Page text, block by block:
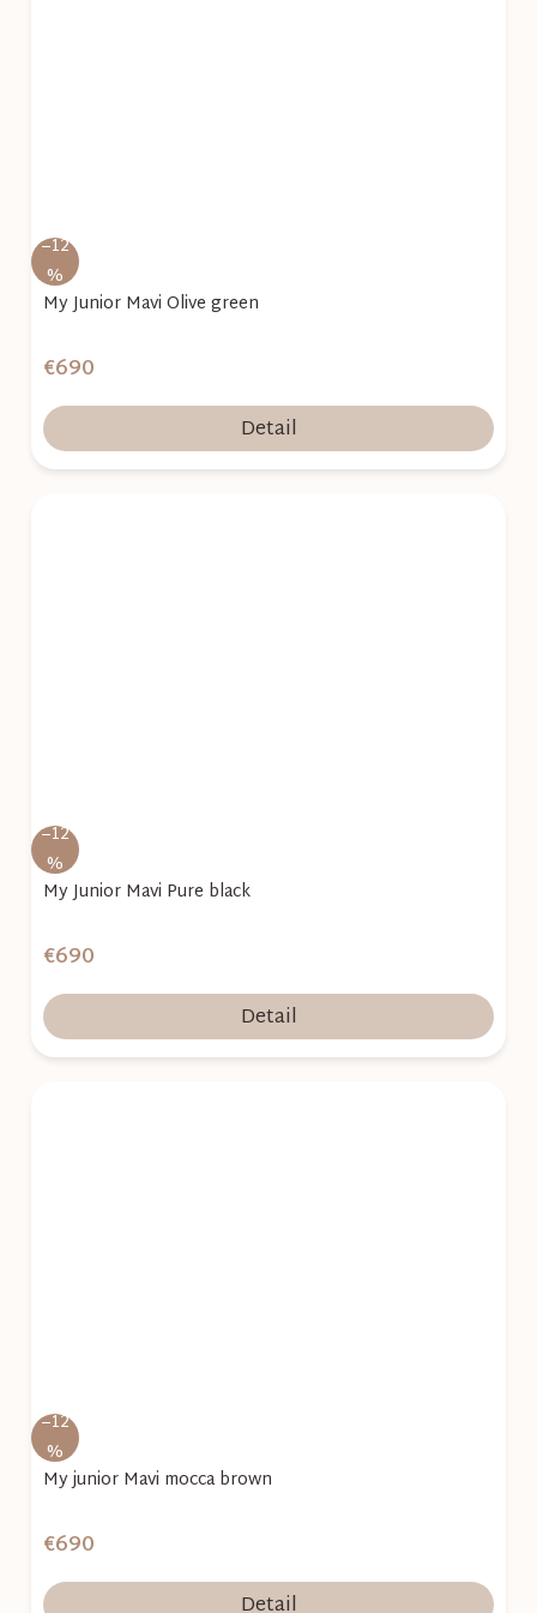
–12
%
My Junior Mavi Olive green
€690
Detail
–12
%
My Junior Mavi Pure black
€690
Detail
–12
%
My junior Mavi mocca brown
€690
Detail